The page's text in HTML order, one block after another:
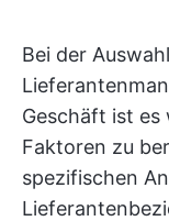
Bei der
Geschäft ist es
Faktoren zu
spezifischen